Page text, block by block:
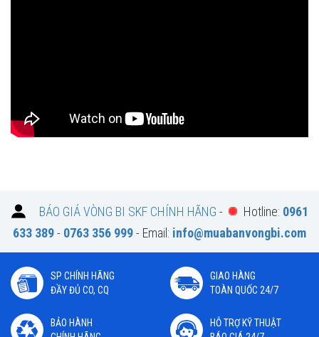
BÁO GIÁ VÒNG BI SKF CHÍNH HÃNG - Hotline: 0961
633 389- 0763 356 999- Email: info@muabanvongbi.com
SP CHÍNH HÃNG
ĐẦY ĐỦ CO, CQ
GIAO HÀNG
TOÀN QUỐC 24/7
BẢO HÀNH
HỖ TRỢ KỸ THUẬT